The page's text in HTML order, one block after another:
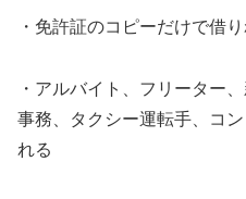
・免許証のコピーだけで借
・アルバイト、フリーター
事務、タクシー運転手、コ
れる